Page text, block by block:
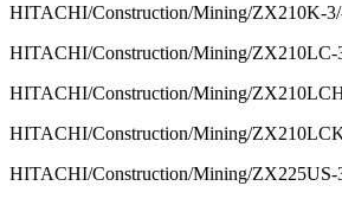
HITACHI/Construction/Mining/ZX210K-
HITACHI/Construction/Mining/ZX210LC-
HITACHI/Construction/Mining/
HITACHI/Construction/Mining/
HITACHI/Construction/Mining/